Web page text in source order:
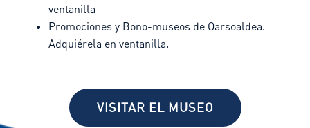
ventanilla
Promociones y Bono-museos de Oarsoaldea.
Adquiérela en ventanilla.
VISITAR EL MUSEO